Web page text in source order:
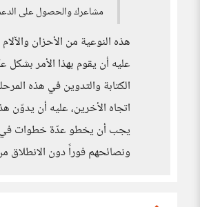
مشاعرك والحصول على
هذه النوعية من الأحزان
عليه أن يقوم بهذا الأمر
الكتابة والتدوين في هذه
اتجاه الأخرين، عليه أن يدوّن
يجب أن يخطو عدّة خطوات في
ونصائحهم فوراً دون الانطلاق